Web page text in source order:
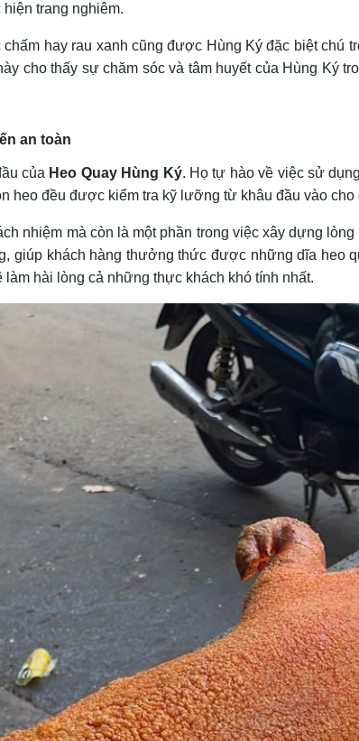
trang nghiêm.
hay rau xanh cũng được Hùng Ký đặc biệt chú
cho thấy sự chăm sóc và tâm huyết của Hùng Ký
an toàn
của Heo Quay Hùng Ký. Họ tự hào về việc sử
heo đều được kiểm tra kỹ lưỡng từ khâu đầu vào cho
nhiệm mà còn là một phần trong việc xây dựng
giúp khách hàng thưởng thức được những dĩa heo
hài lòng cả những thực khách khó tính nhất.